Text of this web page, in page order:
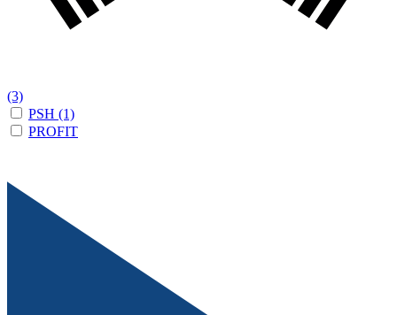
(3)
PSH (1)
PROFIT